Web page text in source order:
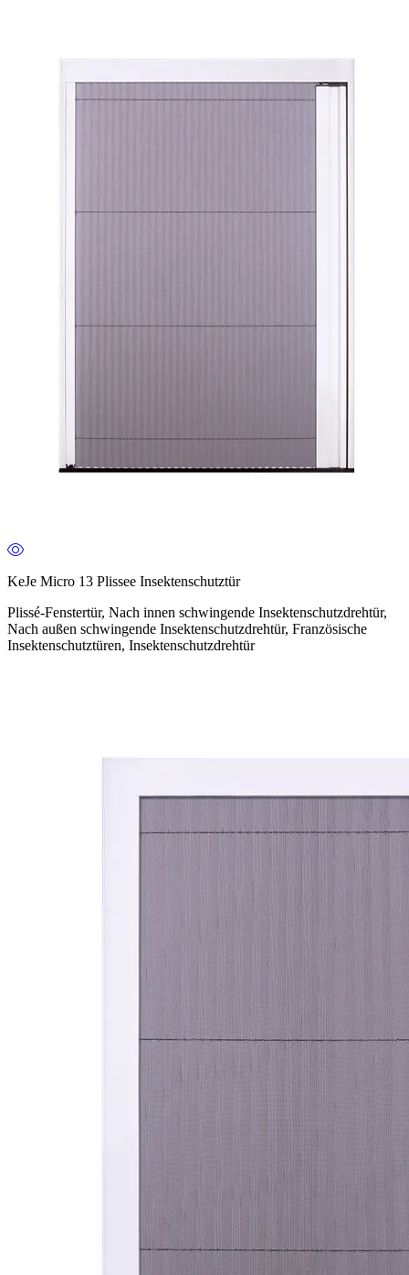
KeJe Micro 13 Plissee Insektenschutztür
Plissé-Fenstertür, Nach innen schwingende Insektenschutzdrehtür,
Nach außen schwingende Insektenschutzdrehtür, Französische
Insektenschutztüren, Insektenschutzdrehtür